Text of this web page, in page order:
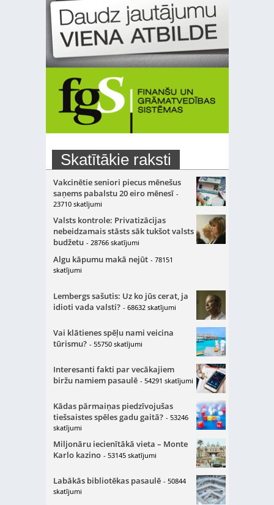
Skatītākie raksti
Vakcinētie seniori piecus mēnešus
saņems pabalstu 20 eiro mēnesī -
23710 skatījumi
Valsts kontrole: Privatizācijas
nebeidzamais stāsts sāk tukšot valsts
budžetu - 28766 skatījumi
Algu kāpumu makā nejūt - 78151
skatījumi
Lembergs sašutis: Uz ko jūs cerat, ja
idioti vada valsti? - 68632 skatījumi
Vai klātienes spēļu nami veicina
tūrismu? - 55750 skatījumi
Interesanti fakti par vecākajiem
biržu namiem pasaulē - 54291 skatījumi
Kādas pārmaiņas piedzīvojušas
tiešsaistes spēles gadu gaitā? - 53246
skatījumi
Miljonāru iecienītākā vieta – Monte
Karlo kazino - 53145 skatījumi
Labākās bibliotēkas pasaulē - 50844
skatījumi